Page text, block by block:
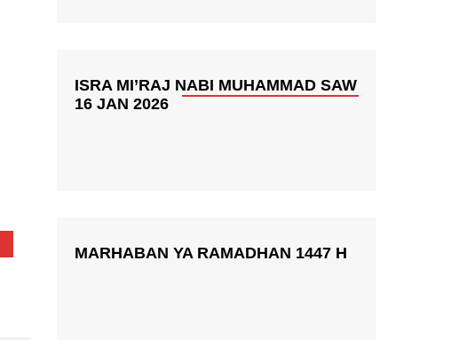
ISRA MI’RAJ NABI MUHAMMAD SAW
16 JAN 2026
MARHABAN YA RAMADHAN 1447 H